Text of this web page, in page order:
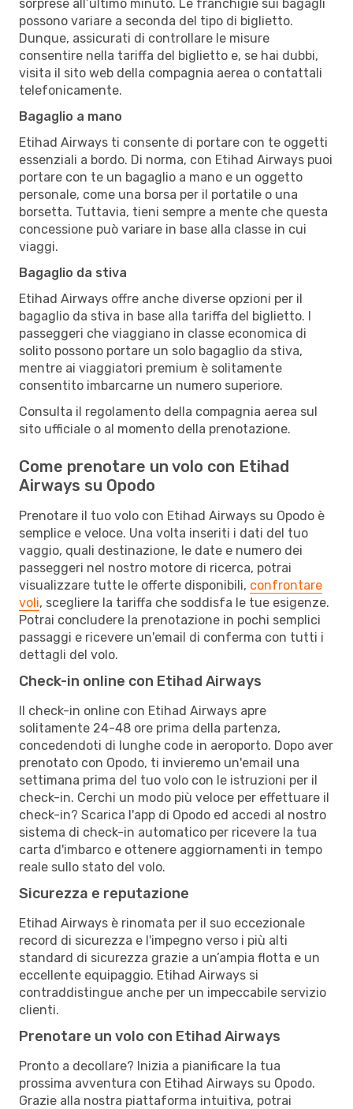
sorprese all’ultimo minuto. Le franchigie sui bagagli
possono variare a seconda del tipo di biglietto.
Dunque, assicurati di controllare le misure
consentire nella tariffa del biglietto e, se hai dubbi,
visita il sito web della compagnia aerea o contattali
telefonicamente.
Bagaglio a mano
Etihad Airways ti consente di portare con te oggetti
essenziali a bordo. Di norma, con Etihad Airways puoi
portare con te un bagaglio a mano e un oggetto
personale, come una borsa per il portatile o una
borsetta. Tuttavia, tieni sempre a mente che questa
concessione può variare in base alla classe in cui
viaggi.
Bagaglio da stiva
Etihad Airways offre anche diverse opzioni per il
bagaglio da stiva in base alla tariffa del biglietto. I
passeggeri che viaggiano in classe economica di
solito possono portare un solo bagaglio da stiva,
mentre ai viaggiatori premium è solitamente
consentito imbarcarne un numero superiore.
Consulta il regolamento della compagnia aerea sul
sito ufficiale o al momento della prenotazione.
Come prenotare un volo con Etihad
Airways su Opodo
Prenotare il tuo volo con Etihad Airways su Opodo è
semplice e veloce. Una volta inseriti i dati del tuo
vaggio, quali destinazione, le date e numero dei
passeggeri nel nostro motore di ricerca, potrai
visualizzare tutte le offerte disponibili, confrontare
voli, scegliere la tariffa che soddisfa le tue esigenze.
Potrai concludere la prenotazione in pochi semplici
passaggi e ricevere un'email di conferma con tutti i
dettagli del volo.
Check-in online con Etihad Airways
Il check-in online con Etihad Airways apre
solitamente 24-48 ore prima della partenza,
concedendoti di lunghe code in aeroporto. Dopo aver
prenotato con Opodo, ti invieremo un'email una
settimana prima del tuo volo con le istruzioni per il
check-in. Cerchi un modo più veloce per effettuare il
check-in? Scarica l'app di Opodo ed accedi al nostro
sistema di check-in automatico per ricevere la tua
carta d'imbarco e ottenere aggiornamenti in tempo
reale sullo stato del volo.
Sicurezza e reputazione
Etihad Airways è rinomata per il suo eccezionale
record di sicurezza e l'impegno verso i più alti
standard di sicurezza grazie a un’ampia flotta e un
eccellente equipaggio. Etihad Airways si
contraddistingue anche per un impeccabile servizio
clienti.
Prenotare un volo con Etihad Airways
Pronto a decollare? Inizia a pianificare la tua
prossima avventura con Etihad Airways su Opodo.
Grazie alla nostra piattaforma intuitiva, potrai